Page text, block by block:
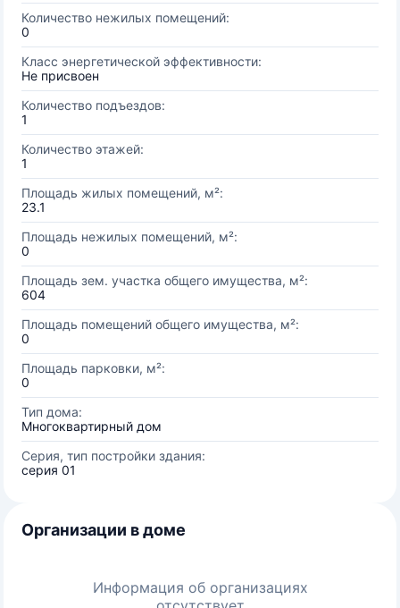
Количество нежилых помещений:
0
Класс энергетической эффективности:
Не присвоен
Количество подъездов:
1
Количество этажей:
1
Площадь жилых помещений, м²:
23.1
Площадь нежилых помещений, м²:
0
Площадь зем. участка общего имущества, м²:
604
Площадь помещений общего имущества, м²:
0
Площадь парковки, м²:
0
Тип дома:
Многоквартирный дом
Серия, тип постройки здания:
серия 01
Организации в доме
Информация об организациях